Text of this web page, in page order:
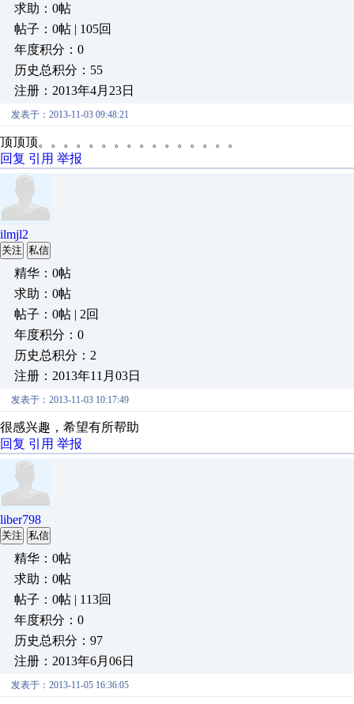
求助：0帖
帖子：0帖 | 105回
年度积分：0
历史总积分：55
注册：2013年4月23日
发表于：2013-11-03 09:48:21
顶顶顶。。。。。。。。。。。。。。。。
回复 引用 举报
ilmjl2
关注 私信
精华：0帖
求助：0帖
帖子：0帖 | 2回
年度积分：0
历史总积分：2
注册：2013年11月03日
发表于：2013-11-03 10:17:49
很感兴趣，希望有所帮助
回复 引用 举报
liber798
关注 私信
精华：0帖
求助：0帖
帖子：0帖 | 113回
年度积分：0
历史总积分：97
注册：2013年6月06日
发表于：2013-11-05 16:36:05